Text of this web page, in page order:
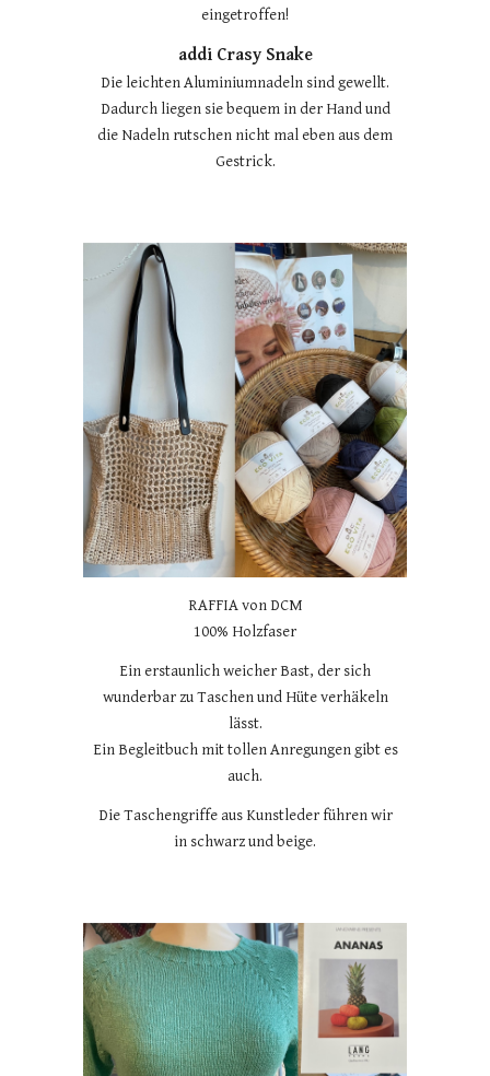
eingetroffen!
addi Crasy Snake
Die leichten Aluminiumnadeln sind gewellt.
Dadurch liegen sie bequem in der Hand und
die Nadeln rutschen nicht mal eben aus dem
Gestrick.
RAFFIA von DCM
100% Holzfaser
Ein erstaunlich weicher Bast, der sich
wunderbar zu Taschen und Hüte verhäkeln
lässt.
Ein Begleitbuch mit tollen Anregungen gibt es
auch.
Die Taschengriffe aus Kunstleder führen wir
in schwarz und beige.